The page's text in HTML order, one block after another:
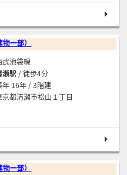
一部）
武池袋線
瀬駅 / 徒歩4分
年 16年 / 3階建
京都清瀬市松山１丁目
一部）